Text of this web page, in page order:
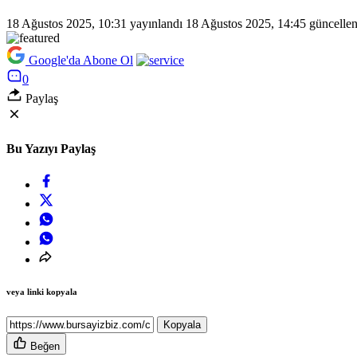
18 Ağustos 2025, 10:31 yayınlandı 18 Ağustos 2025, 14:45
Google'da Abone Ol
0
Paylaş
Bu Yazıyı Paylaş
veya linki kopyala
Kopyala
Beğen